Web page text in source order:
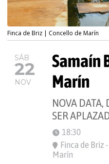
Finca de Briz | Concello de Marín
SÁB
22
NOV
Samaín
Marín
NOVA DATA,
SER
18:30
Finca de Briz
Marín